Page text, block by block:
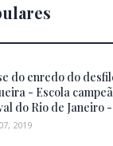
do enredo do
- Escola
do Rio de Janeiro -
2019